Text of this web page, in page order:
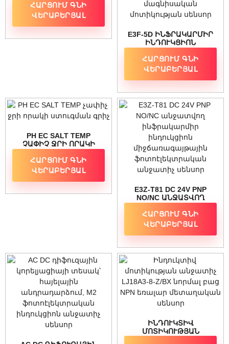
ՆԴՈՒԿՑԻՈՆ Ա
ՆՋԱՏԻՉՈՎ Ֆ
ՀԱՐՑՈՒՄ ԳՆԻ
ՎԵՐԱԲԵՐՅԱԼ
E3F-5D ԻՆՖՐԱԿԱՐՄԻՐ
ԻՆԴՈՒԿՑԻՈՆ
ԱՆՋԱՏԻՉ ՍԵՆՍՈՐ
220V ՀԱԿԱԴԱՐՁ
ՄԻՋՈՑԻ ՄԱԳՆԻՍԱԿԱՆ
ՄՈՏԻԿՈՒԹՅԱՆ
ՍԵՆՍՈՐ
ՀԱՐՑՈՒՄ ԳՆԻ
ՎԵՐԱԲԵՐՅԱԼ
PH EC SALT TEMP
ՉԱՓԻՉ ՋՐԻ ՈՐԱԿԻ
ՀԱՐՑՈՒՄ ԳՆԻ
ՎԵՐԱԲԵՐՅԱԼ
E3Z-T81 DC 24V PNP
NO/NC ԱՆՋԱՏՎՈՂ
ԻՆԴՈՒԿՑԻՈՆ
ՄԻՋՃԱՌԱԳԱՅԹԱՅԻՆ
ՀԱՐՑՈՒՄ ԳՆԻ
ՎԵՐԱԲԵՐՅԱԼ
ԻՆԴՈՒԿՏԻՎ
ՄՈՏԻԿՈՒԹՅԱՆ